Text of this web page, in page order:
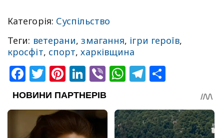
Категорія: Суспільство
Теги: ветерани,змагання, ігри героїв,
кросфіт, спорт,харківщина
Facebook
Twitter
Pinterest
LinkedIn
ViberWhatsApp
Telegram